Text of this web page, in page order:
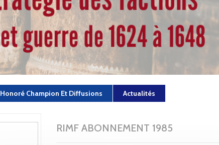
Honoré Champion Et Diffusions Actualités
RIMF ABONNEMENT 1985